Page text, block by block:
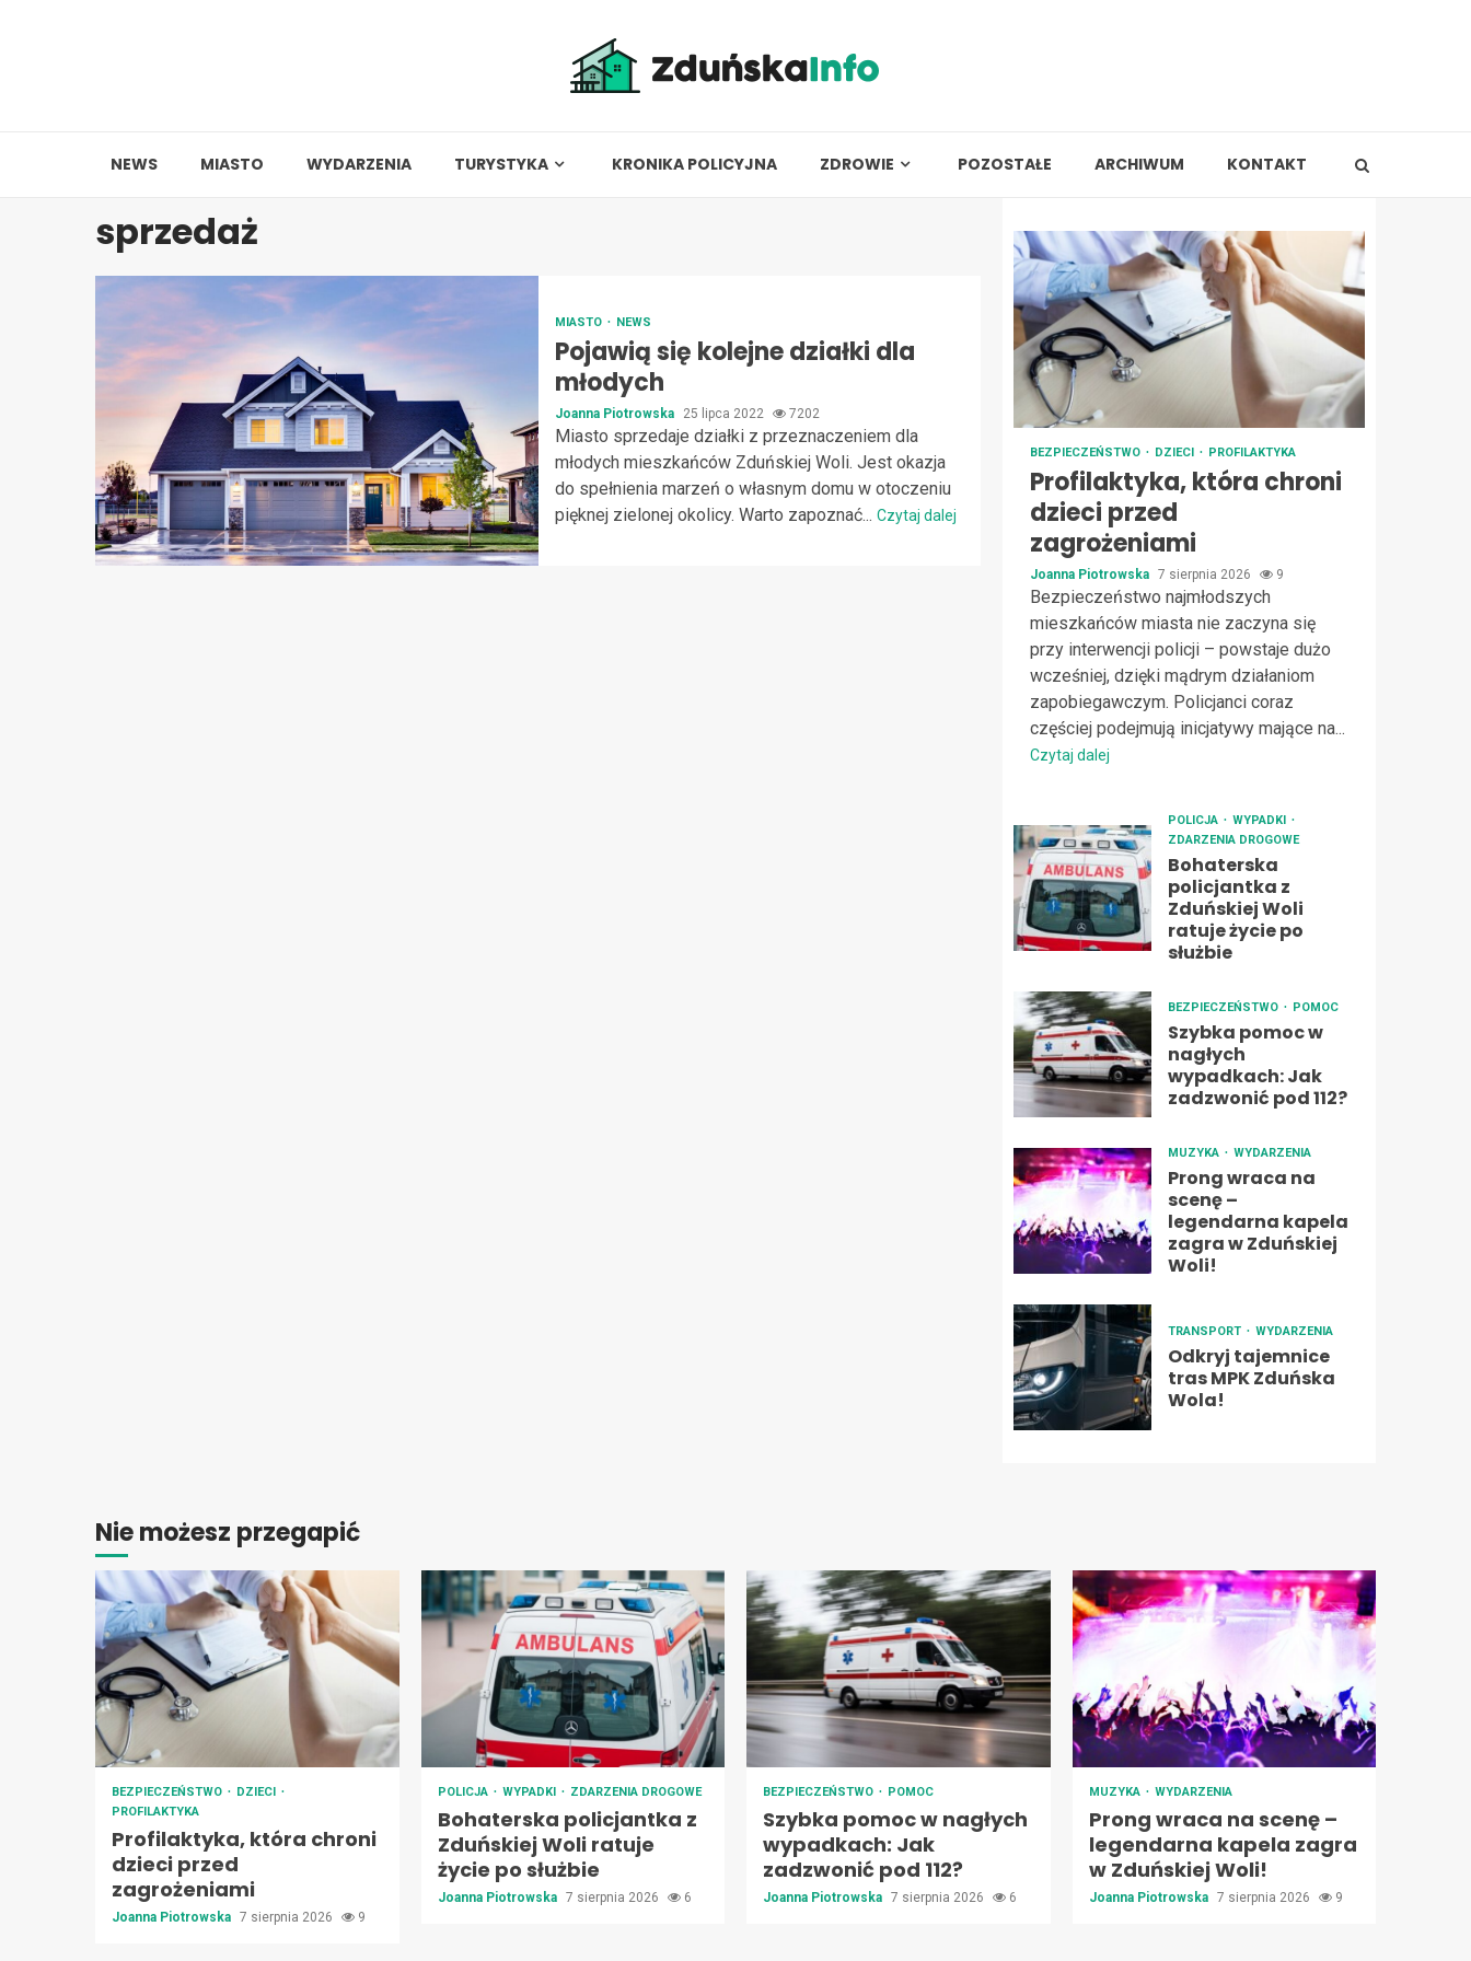
NEWS MIASTO WYDARZENIA TURYSTYKA KRONIKA POLICYJNA ZDROWIE POZOSTAŁE ARCHIWUM KONTAKT
sprzedaż
MIASTO NEWS
Pojawią się kolejne działki dla
młodych
Joanna Piotrowska 25 lipca 2022 7202
Miasto sprzedaje działki z przeznaczeniem dla
młodych mieszkańców Zduńskiej Woli. Jest okazja
do spełnienia marzeń o własnym domu w otoczeniu
pięknej zielonej okolicy. Warto zapoznać... Czytaj dalej
BEZPIECZEŃSTWO DZIECI PROFILAKTYKA
Profilaktyka, która chroni
dzieci przed
zagrożeniami
Joanna Piotrowska 7 sierpnia 2026 9
Bezpieczeństwo najmłodszych
mieszkańców miasta nie zaczyna się
przy interwencji policji – powstaje dużo
wcześniej, dzięki mądrym działaniom
zapobiegawczym. Policjanci coraz
częściej podejmują inicjatywy mające na...
Czytaj dalej
POLICJA
WYPADKI
ZDARZENIA DROGOWE
Bohaterska
policjantka z
Zduńskiej Woli
ratuje życie po
służbie
BEZPIECZEŃSTWO POMOC
Szybka pomoc w
nagłych
wypadkach: Jak
zadzwonić pod 112?
MUZYKA WYDARZENIA
Prong wraca na
scenę –
legendarna kapela
zagra w Zduńskiej
Woli!
TRANSPORT WYDARZENIA
Odkryj tajemnice
tras MPK Zduńska
Wola!
Nie możesz przegapić
BEZPIECZEŃSTWO
DZIECI
PROFILAKTYKA
Profilaktyka, która chroni
dzieci przed
zagrożeniami
Joanna Piotrowska 7 sierpnia 2026 9
POLICJA WYPADKI ZDARZENIA DROGOWE
Bohaterska policjantka z
Zduńskiej Woli ratuje
życie po służbie
Joanna Piotrowska 7 sierpnia 2026 6
BEZPIECZEŃSTWO POMOC
Szybka pomoc w nagłych
wypadkach: Jak
zadzwonić pod 112?
Joanna Piotrowska 7 sierpnia 2026 6
MUZYKA WYDARZENIA
Prong wraca na scenę –
legendarna kapela zagra
w Zduńskiej Woli!
Joanna Piotrowska 7 sierpnia 2026 9